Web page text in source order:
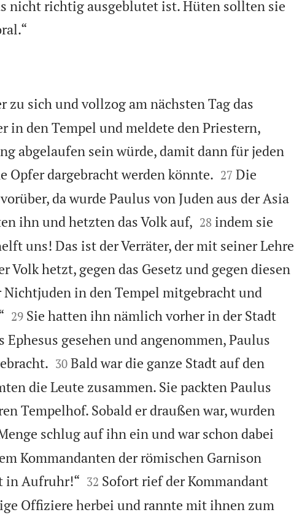
nicht richtig ausgeblutet ist. Hüten sollten sie

zu sich und vollzog am nächsten Tag das
in den Tempel und meldete den Priestern,
abgelaufen sein würde, damit dann für jeden
Opfer dargebracht werden könnte.
27 Die
da wurde Paulus von Juden aus der Asia
ihn und hetzten das Volk auf,
28 indem sie
uns! Das ist der Verräter, der mit seiner Lehre
Volk hetzt, gegen das Gesetz und gegen diesen
Nichtjuden in den Tempel mitgebracht und

29 Sie hatten ihn nämlich vorher in der Stadt
gesehen und angenommen, Paulus

30 Bald war die ganze Stadt auf den
die Leute zusammen. Sie packten Paulus
Tempelhof. Sobald er draußen war, wurden
schlug auf ihn ein und war schon dabei
Kommandanten der römischen Garnison
in Aufruhr!“
32 Sofort rief der Kommandant
Offiziere herbei und rannte mit ihnen zum